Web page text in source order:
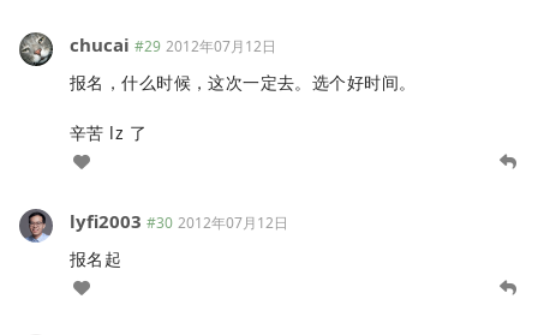
chucai #29 2012年07月12日
报名，什么时候，这次一定去。选个好时间。
辛苦 lz 了
lyfi2003 #30 2012年07月12日
报名起